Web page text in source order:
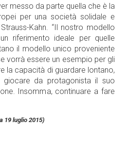
messo da parte quella che è la
per una società solidale e
Kahn. “Il nostro modello
riferimento ideale per quelle
il modello unico proveniente
vorrà essere un esempio per gli
la capacità di guardare lontano,
giocare da protagonista il suo
Insomma, continuare a fare
19 luglio 2015)